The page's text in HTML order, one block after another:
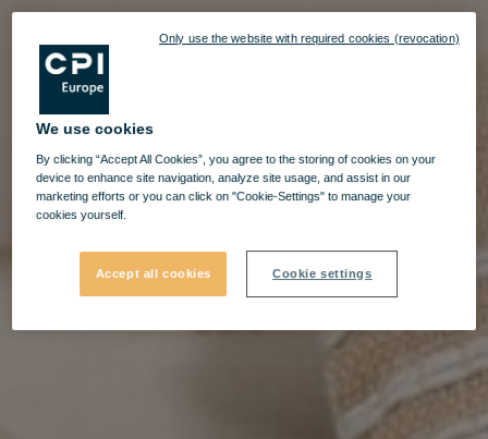
We use cookies
By clicking “Accept All Cookies”, you agree to the storing of cookies on your
device to enhance site navigation, analyze site usage, and assist in our
marketing efforts or you can click on "Cookie-Settings" to manage your
cookies yourself.
Accept all cookies Cookie settings
Only use the website with required cookies (revocation)